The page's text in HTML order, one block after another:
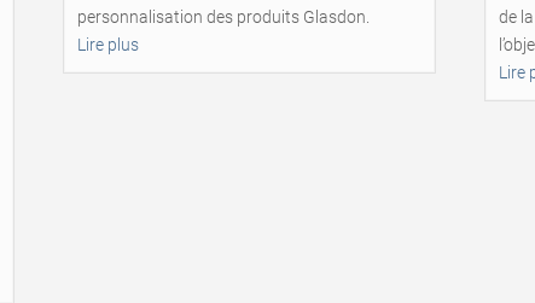
personnalisation des produits Glasdon.
Lire plus
de
Lire